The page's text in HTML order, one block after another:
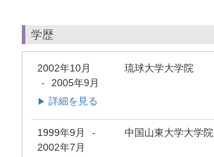
学歴
2002年10月
- 2005年9月
琉球大学大学院
▶ 詳細を見る
1999年9月 -
2002年7月
中国山東大学大学院